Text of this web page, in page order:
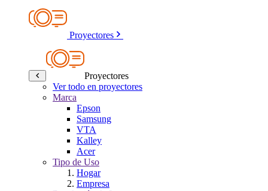
Proyectores
Proyectores
Ver todo en proyectores
Marca
Epson
Samsung
VTA
Kalley
Acer
Tipo de Uso
Hogar
Empresa